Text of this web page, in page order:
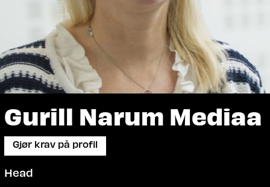
Gurill Narum Mediaa
Gjør krav på profil
Head